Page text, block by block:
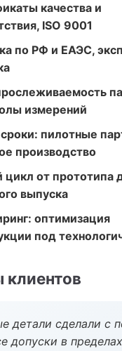
качества и
ISO 9001
по РФ и ЕАЭС,
измерений
пилотные
производство
цикл от прототипа
выпуска
оптимизация
под
детали сделали с
допуски в